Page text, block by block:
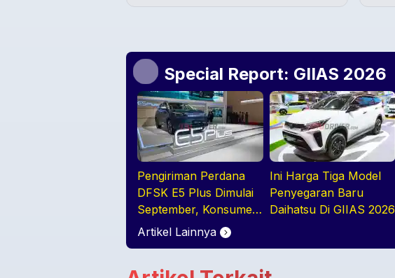
Special Report: GIIAS 2026
Pengiriman Perdana
DFSK E5 Plus Dimulai
September, Konsumen
Diajak Tur Pabrik
Ini Harga Tiga Model
Penyegaran Baru
Daihatsu Di GIIAS 2026
Artikel Lainnya